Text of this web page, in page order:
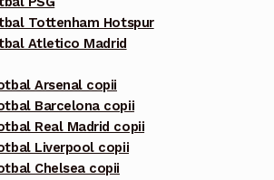
Tottenham Hotspur
Atletico Madrid
Arsenal copii
Barcelona copii
Real Madrid copii
Liverpool copii
Chelsea copii